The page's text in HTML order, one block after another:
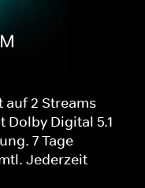
2 Streams
Dolby Digital 5.1
7 Tage
Jederzeit